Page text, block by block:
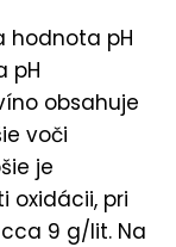
hodnota pH
pH
obsahuje
voči
je
oxidácii, pri
9 g/lit. Na